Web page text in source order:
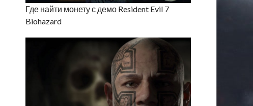
Где найти монету с демо Resident Evil 7
Biohazard